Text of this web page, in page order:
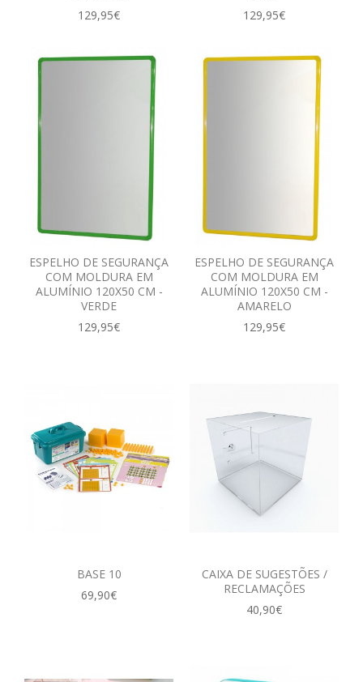
129,95€
129,95€
ESPELHO DE SEGURANÇA
COM MOLDURA EM
ALUMÍNIO 120X50 CM -
VERDE
129,95€
ESPELHO DE SEGURANÇA
COM MOLDURA EM
ALUMÍNIO 120X50 CM -
AMARELO
129,95€
BASE 10
69,90€
CAIXA DE SUGESTÕES /
RECLAMAÇÕES
40,90€